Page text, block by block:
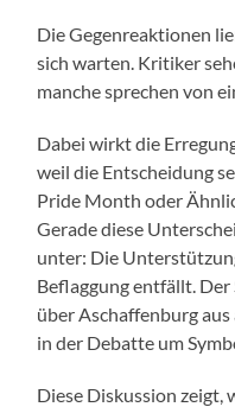
Die Gegenreaktionen
sich warten. Kritiker
manche sprechen von
Dabei wirkt die
weil die Entscheidung
Pride Month oder
Gerade diese
unter: Die
Beflaggung entfällt.
über Aschaffenburg
in der Debatte um
Diese Diskussion zeigt,